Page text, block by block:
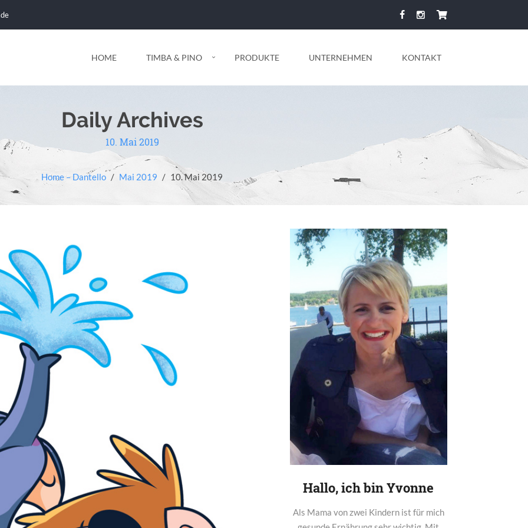
HOME TIMBA & PINO PRODUKTE UNTERNEHMEN KONTAKT
Daily Archives
10. Mai 2019
Home – Dantello / Mai 2019 / 10. Mai 2019
Hallo, ich bin Yvonne
Als Mama von zwei Kindern ist für mich